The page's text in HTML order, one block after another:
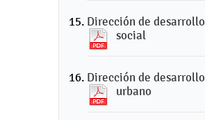
Dirección de desarrollo
social
Dirección de desarrollo
urbano